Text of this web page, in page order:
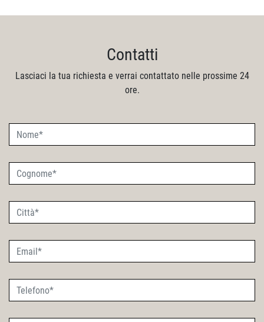
Contatti
Lasciaci la tua richiesta e verrai contattato nelle prossime 24
ore.